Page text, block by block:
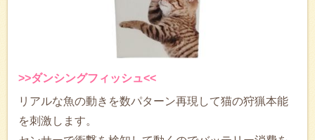
>>ダンシングフィッシュ<<
リアルな魚の動きを数パターン再現して猫の狩猟本能
を刺激します。